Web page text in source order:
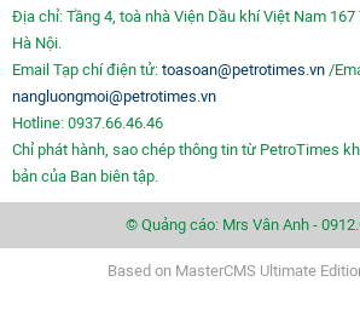
Địa chỉ: Tầng 4, toà nhà Viện Dầu khí Việt Nam 167
Hà Nội.
Email Tạp chí điện tử: toasoan@petrotimes.vn /
nangluongmoi@petrotimes.vn
Hotline: 0937.66.46.46
Chỉ phát hành, sao chép thông tin từ PetroTimes
bản của Ban biên tập.
© Quảng cáo: Mrs Vân Anh -
Based on MasterCMS Ultimate